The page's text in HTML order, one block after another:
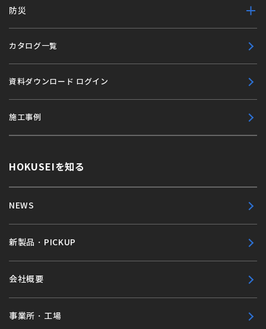
防災
カタログ一覧
資料ダウンロード ログイン
施工事例
HOKUSEIを知る
NEWS
新製品・PICKUP
会社概要
事業所・工場